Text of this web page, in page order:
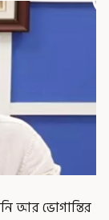
আর ভোগান্তির